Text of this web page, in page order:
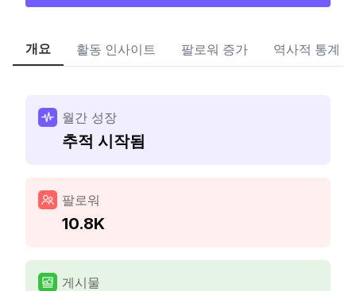
개요 활동 인사이트 팔로워 증가 역사적 통계
월간 성장
추적 시작됨
팔로워
10.8K
게시물